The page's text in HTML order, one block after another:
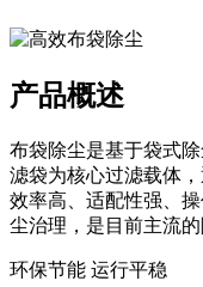
产品概述
布袋除尘是基于袋式
滤袋为核心过滤载体
效率高、适配性强、
尘治理，是目前主流
环保节能 运行平稳